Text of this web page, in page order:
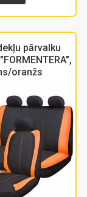
pārvalku
oranžs